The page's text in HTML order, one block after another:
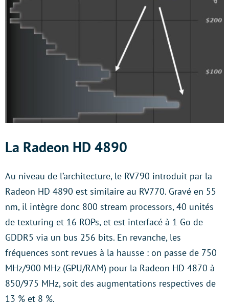
La Radeon HD 4890
Au niveau de l’architecture, le RV790 introduit par la
Radeon HD 4890 est similaire au RV770. Gravé en 55
nm, il intègre donc 800 stream processors, 40 unités
de texturing et 16 ROPs, et est interfacé à 1 Go de
GDDR5 via un bus 256 bits. En revanche, les
fréquences sont revues à la hausse : on passe de 750
MHz/900 MHz (GPU/RAM) pour la Radeon HD 4870 à
850/975 MHz, soit des augmentations respectives de
13 % et 8 %.